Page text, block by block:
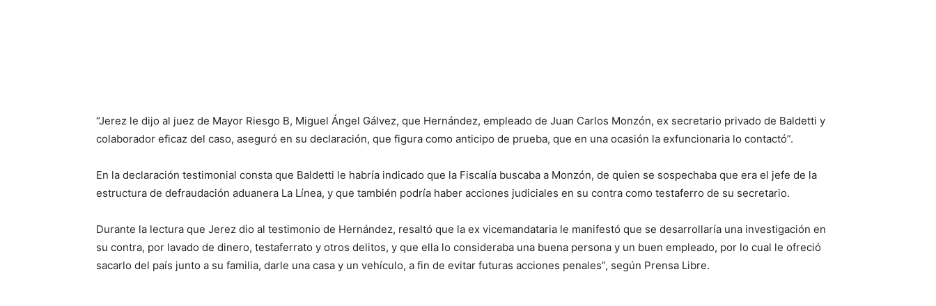
“Jerez le dijo al juez de Mayor Riesgo B, Miguel Ángel Gálvez, que Hernández, empleado de Juan Carlos Monzón, ex secretario privado de Baldetti y
colaborador eficaz del caso, aseguró en su declaración, que figura como anticipo de prueba, que en una ocasión la exfuncionaria lo contactó”.
En la declaración testimonial consta que Baldetti le habría indicado que la Fiscalía buscaba a Monzón, de quien se sospechaba que era el jefe de la
estructura de defraudación aduanera La Línea, y que también podría haber acciones judiciales en su contra como testaferro de su secretario.
Durante la lectura que Jerez dio al testimonio de Hernández, resaltó que la ex vicemandataria le manifestó que se desarrollaría una investigación en
su contra, por lavado de dinero, testaferrato y otros delitos, y que ella lo consideraba una buena persona y un buen empleado, por lo cual le ofreció
sacarlo del país junto a su familia, darle una casa y un vehículo, a fin de evitar futuras acciones penales”, según Prensa Libre.